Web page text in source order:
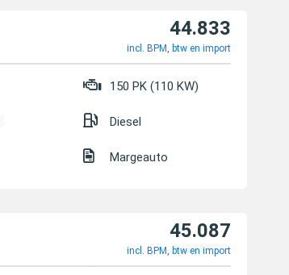
44.833
incl. BPM, btw en import
150 PK (110 KW)
Diesel
Margeauto
45.087
incl. BPM, btw en import